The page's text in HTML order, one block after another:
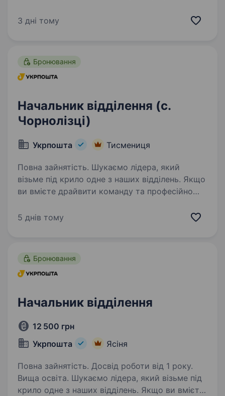
на вас. Ваша роль у команді: Керувати
3 дні тому
Бронювання
Начальник відділення (с.
Чорнолізці)
Укрпошта Тисмениця
Повна зайнятість. Шукаємо лідера, який
візьме під крило одне з наших відділень. Якщо
ви вмієте драйвити команду та професійно
на вас. Ваша роль у команді: Керувати
5 днів тому
Бронювання
Начальник відділення
12 500 грн
Укрпошта
Ясіня
Повна зайнятість. Досвід роботи від 1 року.
Вища освіта. Шукаємо лідера, який візьме під
крило одне з наших відділень. Якщо ви вмієте